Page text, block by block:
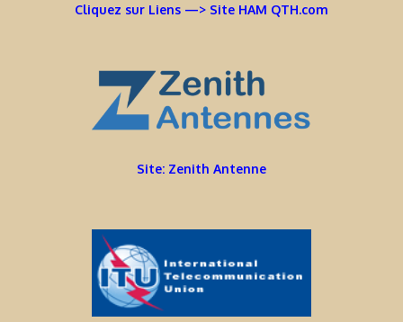
Cliquez sur Liens —> Site HAM QTH.com
Site: Zenith Antenne